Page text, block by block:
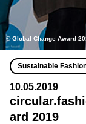
© Global Change Award
Sustainable
10.05.2019
ard 2019